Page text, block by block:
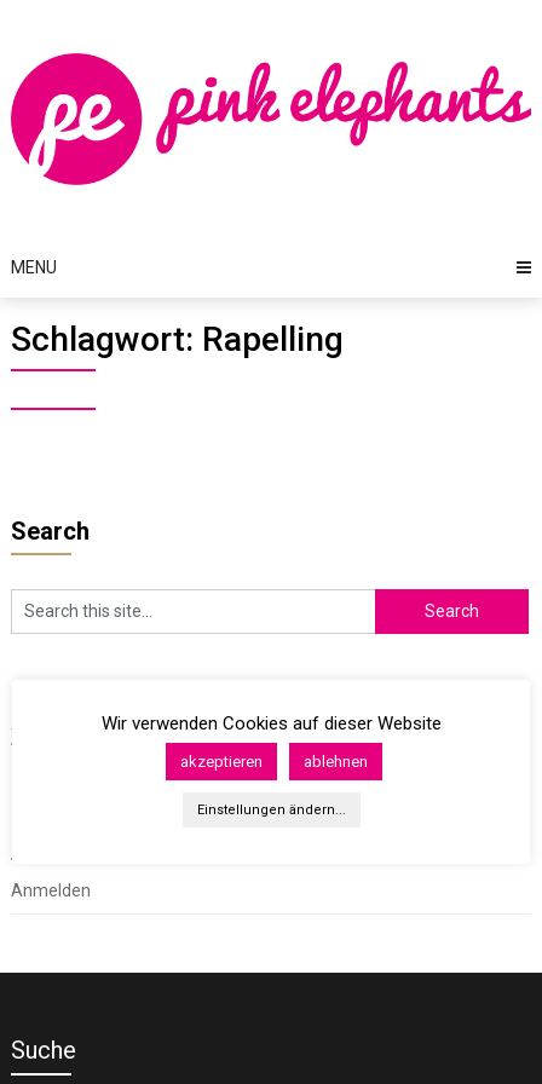
content
MENU
Schlagwort: Rapelling
Search
Archives
Anmelden
Suche
Wir verwenden Cookies auf dieser Website
akzeptieren ablehnen
Einstellungen ändern...